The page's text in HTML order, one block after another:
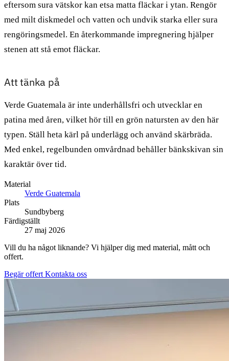
eftersom sura vätskor kan etsa matta fläckar i ytan. Rengör
med milt diskmedel och vatten och undvik starka eller sura
rengöringsmedel. En återkommande impregnering hjälper
stenen att stå emot fläckar.
Att tänka på
Verde Guatemala är inte underhållsfri och utvecklar en
patina med åren, vilket hör till en grön natursten av den här
typen. Ställ heta kärl på underlägg och använd skärbräda.
Med enkel, regelbunden omvårdnad behåller bänkskivan sin
karaktär över tid.
Material
Verde Guatemala
Plats
Sundbyberg
Färdigställt
27 maj 2026
Vill du ha något liknande? Vi hjälper dig med material, mått och
offert.
Begär offert Kontakta oss